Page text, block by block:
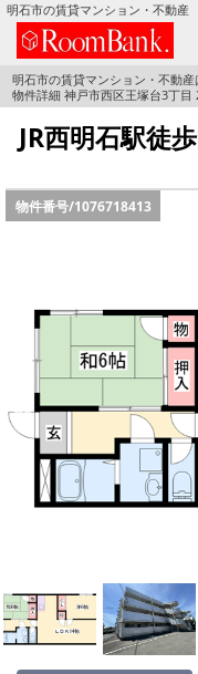
明石市の賃貸マンション・不動産
TOPページ
分譲マンションシリ
リノベーション物件
路線·駅から探す
地域から探す
地図から探す
オーナー様へ
LINE公式アカウント
店舗情報·アクセス
明石市の賃貸マンション・不動
物件詳細 神戸市西区王塚台3丁目
JR西明石駅徒
物件番号/1076718413